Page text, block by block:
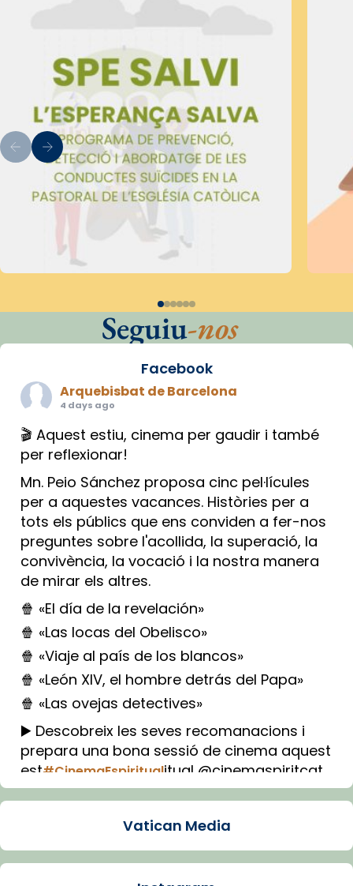
Seguiu-nos
Facebook
Arquebisbat de Barcelona
4 days ago
🎬 Aquest estiu, cinema per gaudir i també
per reflexionar!
Mn. Peio Sánchez proposa cinc pel·lícules
per a aquestes vacances. Històries per a
tots els públics que ens conviden a fer-nos
preguntes sobre l'acollida, la superació, la
convivència, la vocació i la nostra manera
de mirar els altres.
🍿 «El día de la revelación»
🍿 «Las locas del Obelisco»
🍿 «Viaje al país de los blancos»
🍿 «León XIV, el hombre detrás del Papa»
🍿 «Las ovejas detectives»
▶️ Descobreix les seves recomanacions i
prepara una bona sessió de cinema aquest
est#CinemaEspiritualitual @cinemaspiritcat
Imatge: Generada amb IA (OpenAI)
Vatican Media